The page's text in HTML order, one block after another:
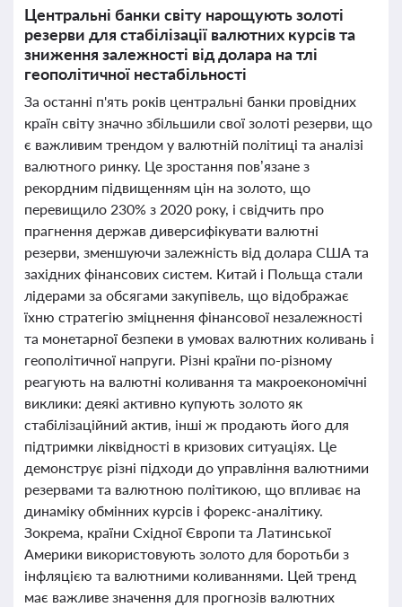
Центральні банки світу нарощують золоті
резерви для стабілізації валютних курсів та
зниження залежності від долара на тлі
геополітичної нестабільності
За останні п'ять років центральні банки провідних
країн світу значно збільшили свої золоті резерви, що
є важливим трендом у валютній політиці та аналізі
валютного ринку. Це зростання пов’язане з
рекордним підвищенням цін на золото, що
перевищило 230% з 2020 року, і свідчить про
прагнення держав диверсифікувати валютні
резерви, зменшуючи залежність від долара США та
західних фінансових систем. Китай і Польща стали
лідерами за обсягами закупівель, що відображає
їхню стратегію зміцнення фінансової незалежності
та монетарної безпеки в умовах валютних коливань і
геополітичної напруги. Різні країни по-різному
реагують на валютні коливання та макроекономічні
виклики: деякі активно купують золото як
стабілізаційний актив, інші ж продають його для
підтримки ліквідності в кризових ситуаціях. Це
демонструє різні підходи до управління валютними
резервами та валютною політикою, що впливає на
динаміку обмінних курсів і форекс-аналітику.
Зокрема, країни Східної Європи та Латинської
Америки використовують золото для боротьби з
інфляцією та валютними коливаннями. Цей тренд
має важливе значення для прогнозів валютних